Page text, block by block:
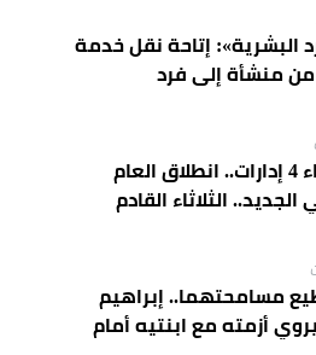
البشرية»: إتاحة نقل خدمة
من منشأة إلى فرد
باستثناء 4 إدارات.. انطلاق العام
الجديد.. الثلاثاء القادم
مسامحتهما.. إبراهيم
أزمته مع ابنتيه أمام